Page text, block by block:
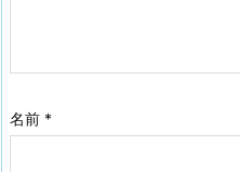
名前 *